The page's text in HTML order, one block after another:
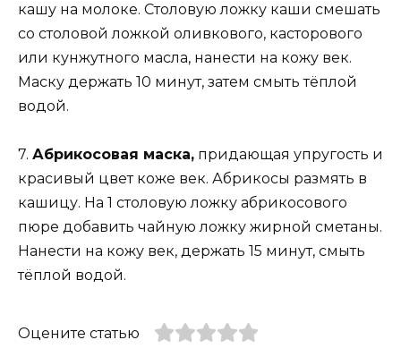
кашу на молоке. Столовую ложку каши смешать
со столовой ложкой оливкового, касторового
или кунжутного масла, нанести на кожу век.
Маску держать 10 минут, затем смыть тёплой
водой.
7. Абрикосовая маска, придающая упругость и
красивый цвет коже век. Абрикосы размять в
кашицу. На 1 столовую ложку абрикосового
пюре добавить чайную ложку жирной сметаны.
Нанести на кожу век, держать 15 минут, смыть
тёплой водой.
Оцените статью